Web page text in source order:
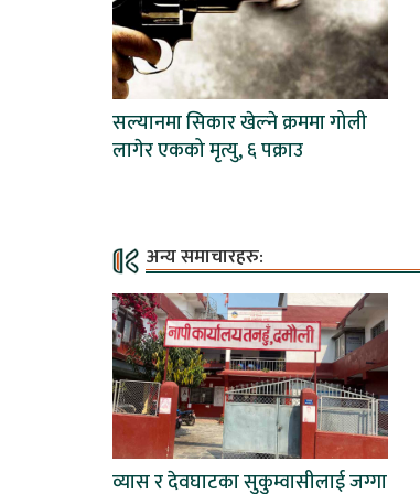
सल्यानमा सिकार खेल्ने क्रममा गोली
लागेर एकको मृत्यु, ६ पक्राउ
अन्य समाचारहरु:
व्यास र देवघाटका सुकुम्वासीलाई जग्गा